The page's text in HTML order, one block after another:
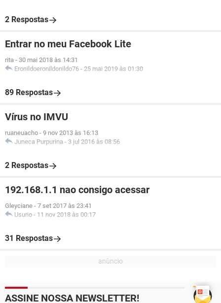
2 Respostas
Entrar no meu Facebook Lite
rita - 30 mai 2018 às 14:31
Eronildoeronildonildo76 - 25 mai 2019 às 01:30
89 Respostas
Vírus no IMVU
ruaneuacho - 9 nov 2013 às 16:13
Juneca Purpurina - 3 jul 2016 às 08:56
2 Respostas
192.168.1.1 nao consigo acessar
Gleyciane - 7 set 2017 às 23:41
Usurio - 11 nov 2018 às 00:17
31 Respostas
ASSINE NOSSA NEWSLETTER!